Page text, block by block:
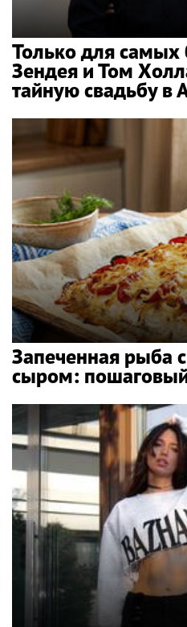
Только для самых
Зендея и Том
тайную свадьбу в
Запеченная рыба
сыром: